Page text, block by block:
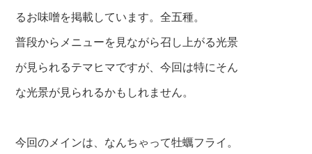
るお味噌を掲載しています。全五種。
普段からメニューを見ながら召し上がる光景
が見られるテマヒマですが、今回は特にそん
な光景が見られるかもしれません。
今回のメインは、なんちゃって牡蠣フライ。